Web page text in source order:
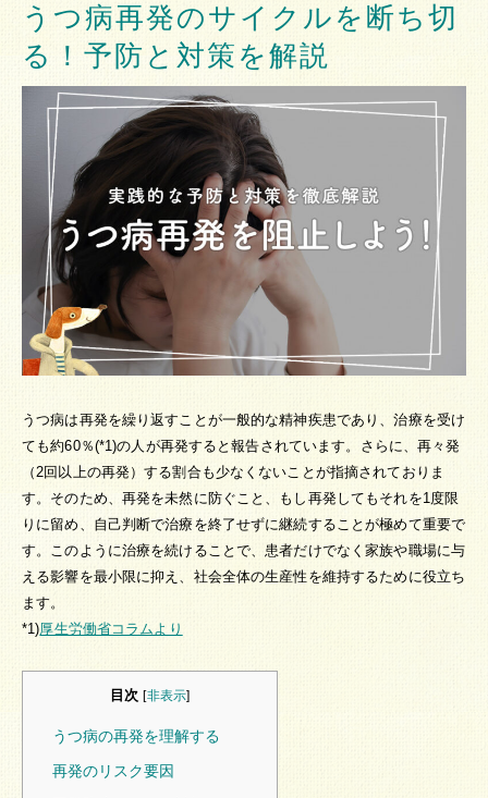
うつ病再発のサイクルを断ち切
る！予防と対策を解説
うつ病は再発を繰り返すことが一般的な精神疾患であり、治療を受け
ても約60％(*1)の人が再発すると報告されています。さらに、再々発
（2回以上の再発）する割合も少なくないことが指摘されておりま
す。そのため、再発を未然に防ぐこと、もし再発してもそれを1度限
りに留め、自己判断で治療を終了せずに継続することが極めて重要で
す。このように治療を続けることで、患者だけでなく家族や職場に与
える影響を最小限に抑え、社会全体の生産性を維持するために役立ち
ます。
*1)厚生労働省コラムより
目次 [非表示]
うつ病の再発を理解する
再発のリスク要因